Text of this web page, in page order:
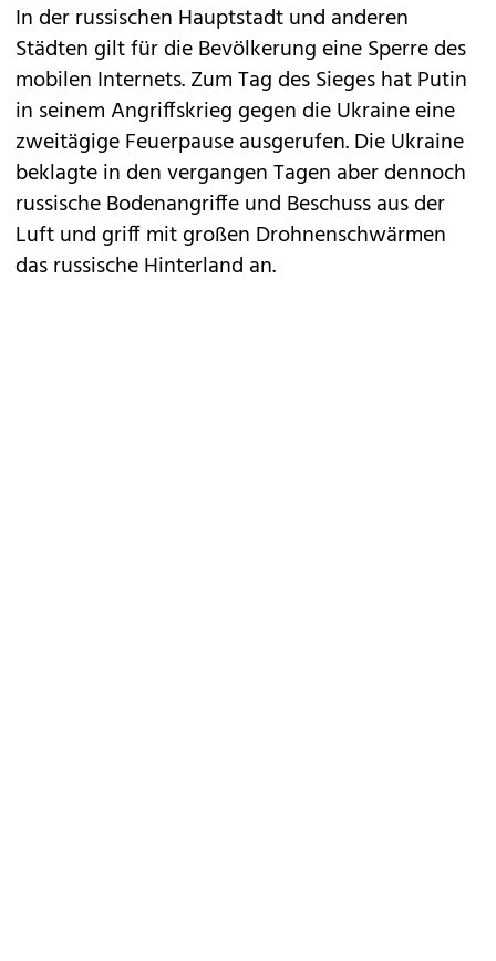
In der russischen Hauptstadt und anderen
Städten gilt für die Bevölkerung eine Sperre des
mobilen Internets. Zum Tag des Sieges hat Putin
in seinem Angriffskrieg gegen die Ukraine eine
zweitägige Feuerpause ausgerufen. Die Ukraine
beklagte in den vergangen Tagen aber dennoch
russische Bodenangriffe und Beschuss aus der
Luft und griff mit großen Drohnenschwärmen
das russische Hinterland an.